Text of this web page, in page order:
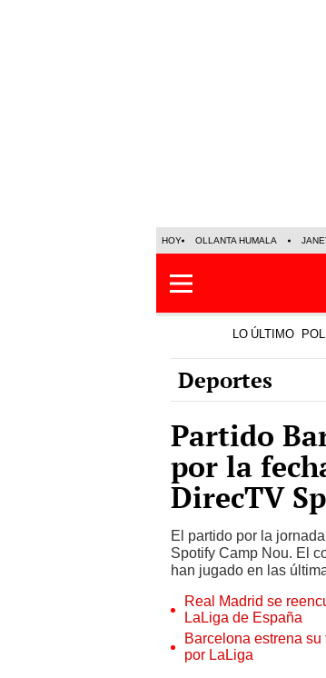
HOY OLLANTA HUMALA
LO ÚLTIMO
Deportes
Partido
por la
DirecTV
El partido por la
Spotify Camp Nou. El
han jugado en las
Real Madrid se
LaLiga de España
Barcelona estrena
por LaLiga